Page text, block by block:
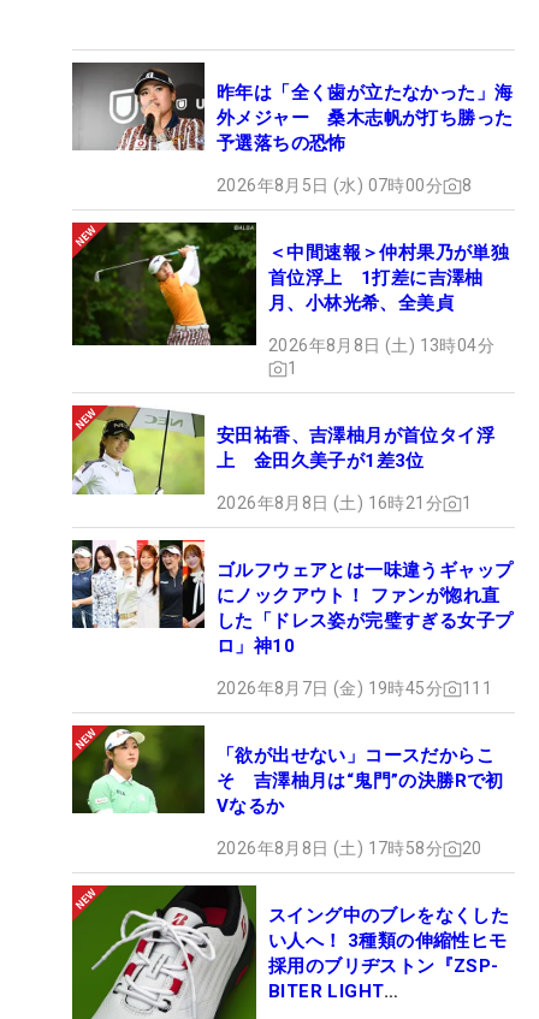
昨年は「全く歯が立たなかった」海
外メジャー 桑木志帆が打ち勝った
予選落ちの恐怖
2026年8月5日 (水) 07時00分 8
＜中間速報＞仲村果乃が単独
首位浮上 1打差に吉澤柚
月、小林光希、全美貞
2026年8月8日 (土) 13時04分
1
安田祐香、吉澤柚月が首位タイ浮
上 金田久美子が1差3位
2026年8月8日 (土) 16時21分 1
ゴルフウェアとは一味違うギャップ
にノックアウト！ ファンが惚れ直
した「ドレス姿が完璧すぎる女子プ
ロ」神10
2026年8月7日 (金) 19時45分 111
「欲が出せない」コースだからこ
そ 吉澤柚月は“鬼門”の決勝Rで初
Vなるか
2026年8月8日 (土) 17時58分 20
スイング中のブレをなくした
い人へ！ 3種類の伸縮性ヒモ
採用のブリヂストン『ZSP-
BITER LIGHT